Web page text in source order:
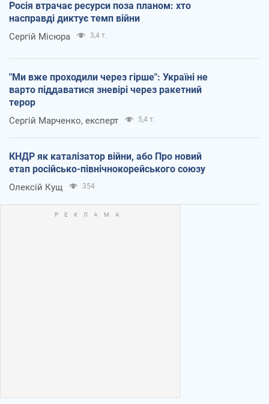
Росія втрачає ресурси поза планом: хто
насправді диктує темп війни
Сергій Місюра 3,4 т.
"Ми вже проходили через гірше": Україні не
варто піддаватися зневірі через ракетний
терор
Сергій Марченко, експерт 5,4 т.
КНДР як каталізатор війни, або Про новий
етап російсько-північнокорейського союзу
Олексій Кущ 354